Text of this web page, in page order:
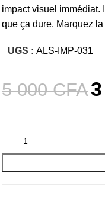
impact visuel immédiat.
que ça dure. Marquez
UGS : ALS-IMP-031
5 000CFA